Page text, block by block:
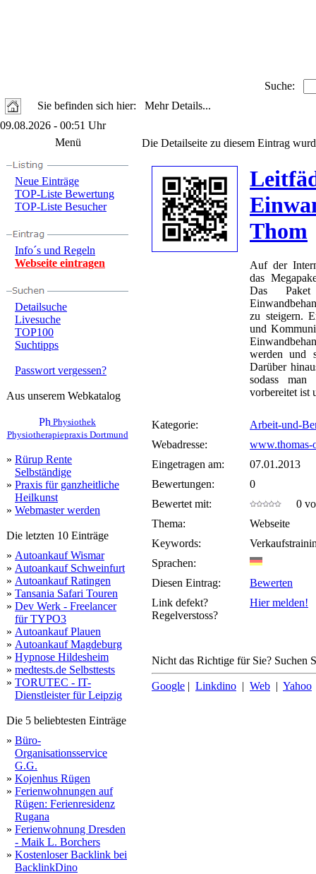
Suche:
Sie befinden sich hier: Mehr Details...
09.08.2026 - 00:51 Uhr
Menü
Neue Einträge
TOP-Liste Bewertung
TOP-Liste Besucher
Info´s und Regeln
Webseite eintragen
Detailsuche
Livesuche
TOP100
Suchtipps
Passwort vergessen?
Aus unserem Webkatalog
Physiothek
Physiotherapiepraxis Dortmund
» Rürup Rente
Selbständige
» Praxis für ganzheitliche
Heilkunst
» Webmaster werden
Die letzten 10 Einträge
» Autoankauf Wismar
» Autoankauf Schweinfurt
» Autoankauf Ratingen
» Tansania Safari Touren
» Dev Werk - Freelancer
für TYPO3
» Autoankauf Plauen
» Autoankauf Magdeburg
» Hypnose Hildesheim
» medtests.de Selbsttests
» TORUTEC - IT-
Dienstleister für Leipzig
Die 5 beliebtesten Einträge
» Büro-
Organisationsservice
G.G.
» Kojenhus Rügen
» Ferienwohnungen auf
Rügen: Ferienresidenz
Rugana
» Ferienwohnung Dresden
- Maik L. Borchers
» Kostenloser Backlink bei
BacklinkDino
Die Detailseite zu diesem Eintrag
Thom
Auf der
das
Das
zu steigern.
und
werden und
Darüber
sodass man
vorbereitet ist
Kategorie:
Arbeit-und-
Webadresse:
www.thomas-
Eingetragen am:
07.01.2013
Bewertungen:
0
Bewertet mit:
0
Thema:
Webseite
Keywords:
Sprachen:
Diesen Eintrag:
Bewerten
Link defekt?
Regelverstoss?
Hier melden!
Nicht das Richtige für Sie? Suchen
Google | Linkdino | Web | Yahoo